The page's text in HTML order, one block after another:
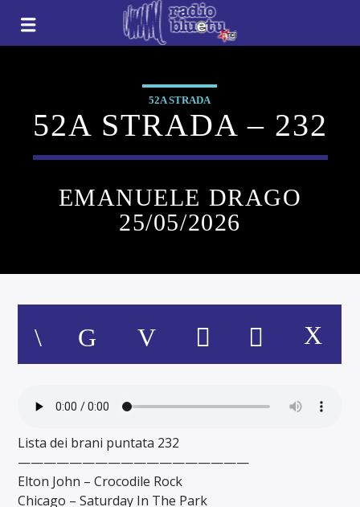
52A STRADA
52A STRADA – 232
EMANUELE DRAGO
25/05/2026
Lista dei brani puntata 232
——————————————————
Elton John – Crocodile Rock
Chicago – Saturday In The Park